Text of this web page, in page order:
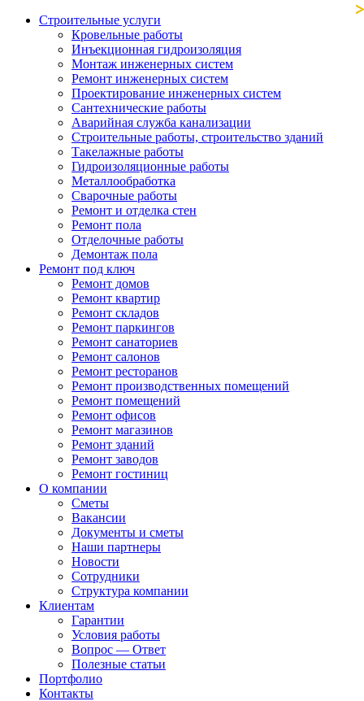
Строительные услуги
Кровельные работы
Инъекционная гидроизоляция
Монтаж инженерных систем
Ремонт инженерных систем
Проектирование инженерных систем
Сантехнические работы
Аварийная служба канализации
Строительные работы, строительство зданий
Такелажные работы
Гидроизоляционные работы
Металлообработка
Сварочные работы
Ремонт и отделка стен
Ремонт пола
Отделочные работы
Демонтаж пола
Ремонт под ключ
Ремонт домов
Ремонт квартир
Ремонт складов
Ремонт паркингов
Ремонт санаториев
Ремонт салонов
Ремонт ресторанов
Ремонт производственных помещений
Ремонт помещений
Ремонт офисов
Ремонт магазинов
Ремонт зданий
Ремонт заводов
Ремонт гостиниц
О компании
Сметы
Вакансии
Документы и сметы
Наши партнеры
Новости
Сотрудники
Структура компании
Клиентам
Гарантии
Условия работы
Вопрос — Ответ
Полезные статьи
Портфолио
Контакты